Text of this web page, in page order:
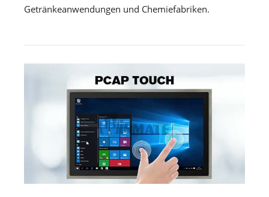
Getränkeanwendungen und Chemiefabriken.